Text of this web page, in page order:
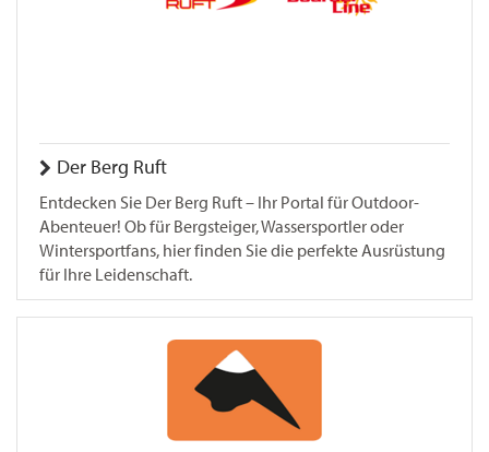
Der Berg Ruft
Entdecken Sie Der Berg Ruft – Ihr Portal für Outdoor-
Abenteuer! Ob für Bergsteiger, Wassersportler oder
Wintersportfans, hier finden Sie die perfekte Ausrüstung
für Ihre Leidenschaft.